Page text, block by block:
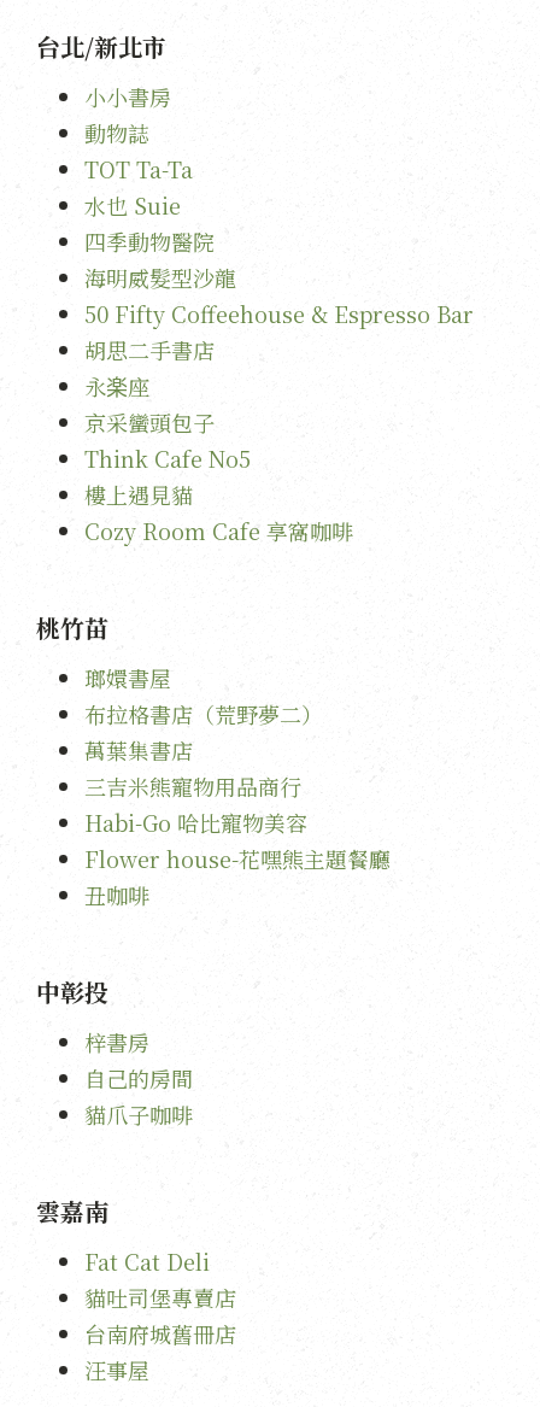
台北/新北市
小小書房
動物誌
TOT Ta-Ta
水也 Suie
四季動物醫院
海明威髮型沙龍
50 Fifty Coffeehouse & Espresso Bar
胡思二手書店
永楽座
京采蠻頭包子
Think Cafe No5
樓上遇見貓
Cozy Room Cafe 享窩咖啡
桃竹苗
瑯嬛書屋
布拉格書店（荒野夢二）
萬葉集書店
三吉米熊寵物用品商行
Habi-Go 哈比寵物美容
Flower house-花嘿熊主題餐廳
丑咖啡
中彰投
梓書房
自己的房間
貓爪子咖啡
雲嘉南
Fat Cat Deli
貓吐司堡專賣店
台南府城舊冊店
汪事屋